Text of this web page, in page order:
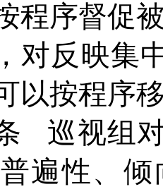
程序督促
对反映集
以按程序
巡视组
遍性、